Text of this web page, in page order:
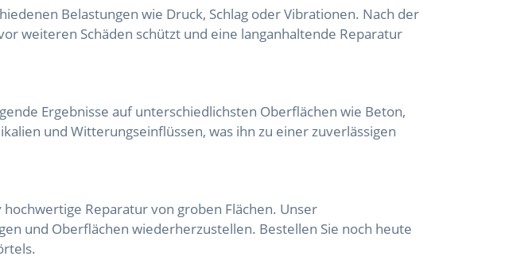
Belastungen wie Druck, Schlag oder Vibrationen. Nach der
weiteren Schäden schützt und eine langanhaltende Reparatur
Ergebnisse auf unterschiedlichsten Oberflächen wie Beton,
und Witterungseinflüssen, was ihn zu einer zuverlässigen
Reparatur von groben Flächen. Unser
und Oberflächen wiederherzustellen. Bestellen Sie noch heute